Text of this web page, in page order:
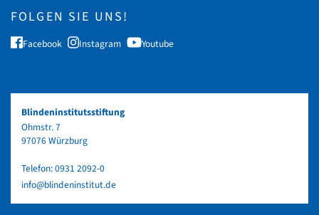
FOLGEN SIE UNS!
Facebook Instagram Youtube
Blindeninstitutsstiftung
Ohmstr. 7
97076 Würzburg
Telefon:0931 2092-0
info@blindeninstitut.de